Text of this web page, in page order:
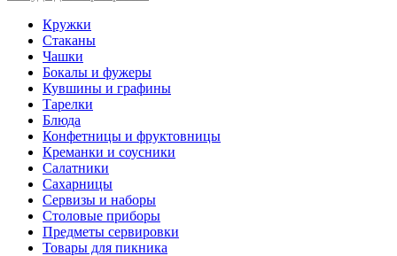
Кружки
Стаканы
Чашки
Бокалы и фужеры
Кувшины и графины
Тарелки
Блюда
Конфетницы и фруктовницы
Креманки и соусники
Салатники
Сахарницы
Сервизы и наборы
Столовые приборы
Предметы сервировки
Товары для пикника